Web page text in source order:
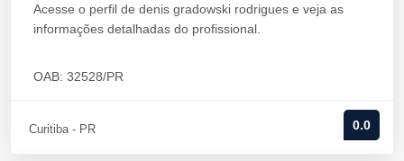
Acesse o perfil de denis gradowski rodrigues e veja as
informações detalhadas do profissional.
OAB: 32528/PR
Curitiba - PR 0.0